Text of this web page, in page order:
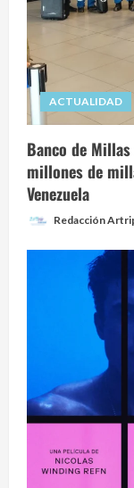
ACTUALIDAD
Banco de
millones de
Venezuela
Redacción